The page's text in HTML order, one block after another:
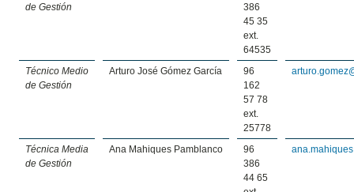
de Gestión
386
45 35
ext.
64535
Técnico Medio
de Gestión
Arturo José Gómez García
96
162
57 78
ext.
25778
Técnica Media
de Gestión
Ana Mahiques Pamblanco
96
386
44 65